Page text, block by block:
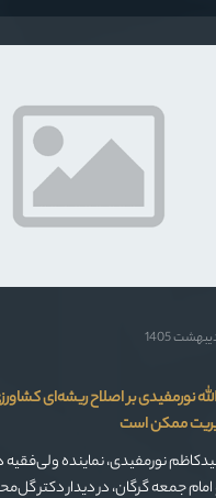
نورمفیدی بر اصلاح ریشه‌ای
ممکن است
نورمفیدی، نماینده ولی‌فقیه
جمعه گرگان، در دیدار دکتر
1405